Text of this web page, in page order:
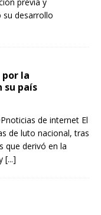
desarrollo
la
su país
de internet El
de luto nacional, tras
que derivó en la
[...]